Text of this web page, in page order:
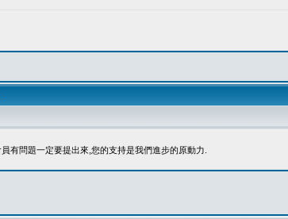
有問題一定要提出來,您的支持是我們進步的原動力.